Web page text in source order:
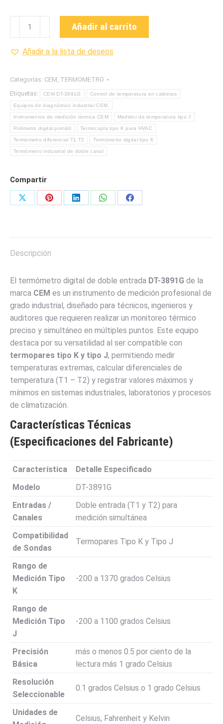
DT3891G
CON
K
/
TIPO
Añadir al carrito
Añadir a la lista de deseos
Categorías: CEM TERMOMETRO
Etiquetas:
CEM DT-3891G Control de temperatura en calderas
Equipos de diagnóstico industrial CEM.
Instrumentos de medición térmica CEM Medidor de temperatura tipo J
Pirómetro digital portátil Termocupla tipo K para HVAC
Termómetro diferencial T1 T2 Termómetro digital tipo K
Termómetro industrial de doble canal
Compartir
Share
Share
Share
Share
Share
Descripción
El termómetro digital de doble entrada DT-3891G de la
marca CEM es un instrumento de medición profesional de
grado industrial, diseñado para técnicos, ingenieros y
auditores que requieren realizar un monitoreo térmico
preciso y simultáneo en múltiples puntos. Este equipo
destaca por su versatilidad al ser compatible con
termopares tipo K y tipo J, permitiendo medir
temperaturas extremas, calcular diferenciales de
temperatura (T1 – T2) y registrar valores máximos y
mínimos en sistemas industriales, laboratorios y procesos
de climatización.
Características Técnicas
(Especificaciones del Fabricante)
Característica
Detalle Especificado
Modelo
DT-3891G
Entradas /
Canales
Doble entrada (T1 y T2) para
medición simultánea
Compatibilidad
de Sondas
Termopares Tipo K y Tipo J
Rango de
Medición Tipo
K
-200 a 1370 grados Celsius
Rango de
Medición Tipo
J
-200 a 1100 grados Celsius
Precisión
Básica
más o menos 0.5 por ciento de la
lectura más 1 grado Celsius
Resolución
Seleccionable
0.1 grados Celsius o 1 grado Celsius
Unidades de
Celsius, Fahrenheit y Kelvin